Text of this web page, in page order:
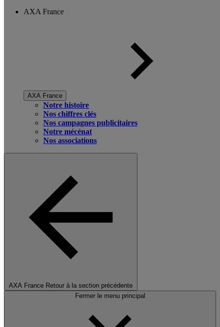
AXA France
AXA France
Notre histoire
Nos chiffres clés
Nos campagnes publicitaires
Notre mécénat
Nos associations
AXA France Retour à la section précédente
Fermer le menu principal